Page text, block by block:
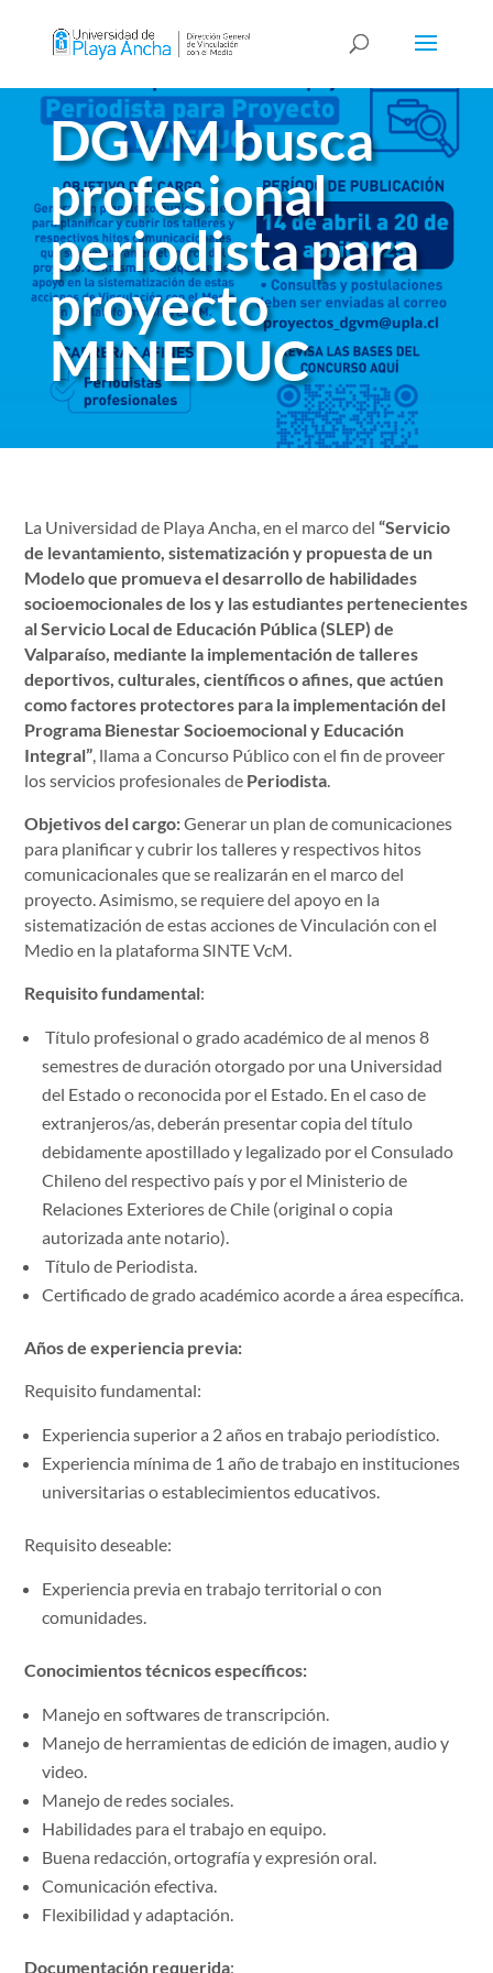
DGVM busca
profesional
periodista para
proyecto
MINEDUC
La Universidad de Playa Ancha, en el marco del“Servicio
de levantamiento, sistematización y propuesta de un
Modelo que promueva el desarrollo de habilidades
socioemocionales de los y las estudiantes pertenecientes
al Servicio Local de Educación Pública (SLEP) de
Valparaíso, mediante la implementación de talleres
deportivos, culturales, científicos o afines, que actúen
como factores protectores para la implementación del
Programa Bienestar Socioemocional y Educación
Integral” , llama a Concurso Público con el fin de proveer
los servicios profesionales de Periodista
Objetivos del cargo:Generar un plan de comunicaciones
para planificar y cubrir los talleres y respectivos hitos
comunicacionales que se realizarán en el marco del
proyecto. Asimismo, se requiere del apoyo en la
sistematización de estas acciones de Vinculación con el
Medio en la plataforma SINTE VcM.
Requisito fundamental:
Título profesional o grado académico de al menos 8
semestres de duración otorgado por una Universidad
del Estado o reconocida por el Estado. En el caso de
extranjeros/as, deberán presentar copia del título
debidamente apostillado y legalizado por el Consulado
Chileno del respectivo país y por el Ministerio de
Relaciones Exteriores de Chile (original o copia
autorizada ante notario).
Título de Periodista.
Certificado de grado académico acorde a área específica.
Años de experiencia previa:
Requisito fundamental:
Experiencia superior a 2 años en trabajo periodístico.
Experiencia mínima de 1 año de trabajo en instituciones
universitarias o establecimientos educativos.
Requisito deseable:
Experiencia previa en trabajo territorial o con
comunidades.
Conocimientos técnicos específicos:
Manejo en softwares de transcripción.
Manejo de herramientas de edición de imagen, audio y
video.
Manejo de redes sociales.
Habilidades para el trabajo en equipo.
Buena redacción, ortografía y expresión oral.
Comunicación efectiva.
Flexibilidad y adaptación.
Documentación requerida: